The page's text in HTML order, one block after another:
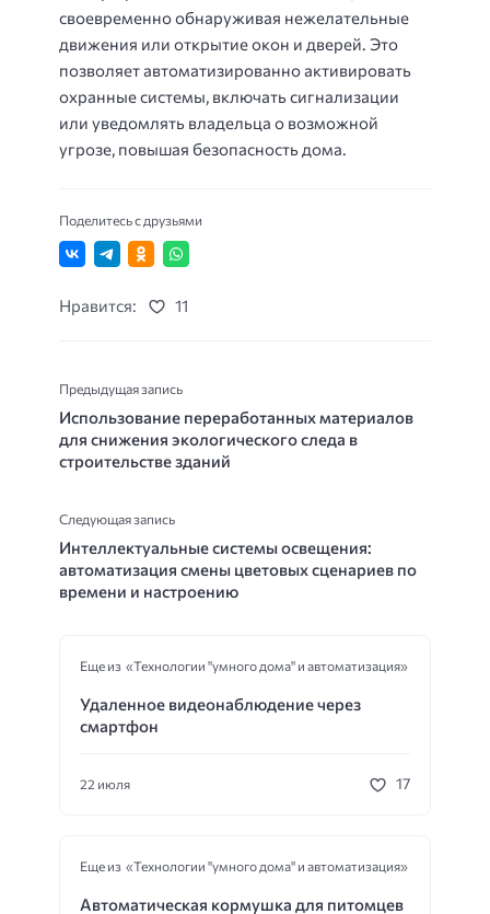
своевременно обнаруживая нежелательные
движения или открытие окон и дверей. Это
позволяет автоматизированно активировать
охранные системы, включать сигнализации
или уведомлять владельца о возможной
угрозе, повышая безопасность дома.
Поделитесь с друзьями
Нравится: 11
Предыдущая запись
Использование переработанных материалов
для снижения экологического следа в
строительстве зданий
Следующая запись
Интеллектуальные системы освещения:
автоматизация смены цветовых сценариев по
времени и настроению
Еще из «Технологии "умного дома" и автоматизация»
Удаленное видеонаблюдение через
смартфон
22 июля 17
Еще из «Технологии "умного дома" и автоматизация»
Автоматическая кормушка для питомцев